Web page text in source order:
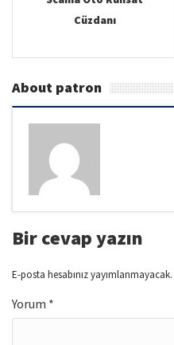
Cüzdanı
About patron
Bir cevap yazın
E-posta hesabınız yayımlanmayacak.
Yorum *